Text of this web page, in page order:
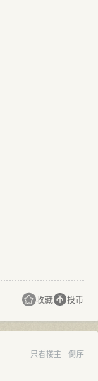
收藏 投币
只看楼主 倒序